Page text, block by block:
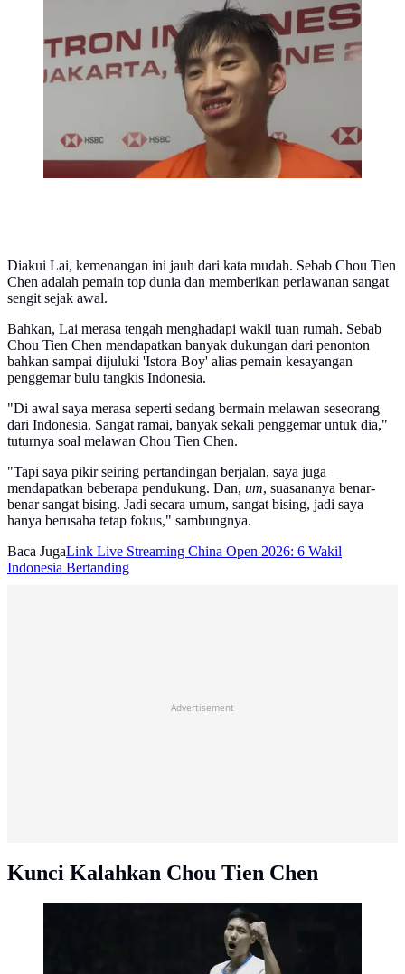
Victor Lai secara luar biasa mampu menaklukkan Chou
Tien Chen, pemain yang dijuluki Istora Boy di
semifinal Indonesia Open 2026. (Liputan6.com/Dimas
Ramadhan)
Diakui Lai, kemenangan ini jauh dari kata mudah. Sebab Chou Tien
Chen adalah pemain top dunia dan memberikan perlawanan sangat
sengit sejak awal.
Bahkan, Lai merasa tengah menghadapi wakil tuan rumah. Sebab
Chou Tien Chen mendapatkan banyak dukungan dari penonton
bahkan sampai dijuluki 'Istora Boy' alias pemain kesayangan
penggemar bulu tangkis Indonesia.
"Di awal saya merasa seperti sedang bermain melawan seseorang
dari Indonesia. Sangat ramai, banyak sekali penggemar untuk dia,"
tuturnya soal melawan Chou Tien Chen.
"Tapi saya pikir seiring pertandingan berjalan, saya juga
mendapatkan beberapa pendukung. Dan, um, suasananya benar-
benar sangat bising. Jadi secara umum, sangat bising, jadi saya
hanya berusaha tetap fokus," sambungnya.
Baca JugaLink Live Streaming China Open 2026: 6 Wakil
Indonesia Bertanding
Advertisement
Kunci Kalahkan Chou Tien Chen